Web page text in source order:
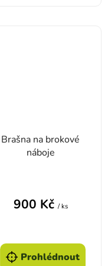
Brašna na brokové
náboje
900 Kč / ks
Prohlédnout